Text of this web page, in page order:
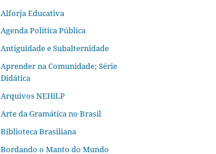
Alforja Educativa
Agenda Política Pública
Antiguidade e Subalternidade
Aprender na Comunidade; Série
Didática
Arquivos NEHiLP
Arte da Gramática no Brasil
Biblioteca Brasiliana
Bordando o Manto do Mundo